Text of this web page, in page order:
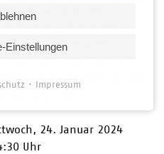
ist, wird am
Neben ihrer
Januar 2024
Einstellungen
Impressum